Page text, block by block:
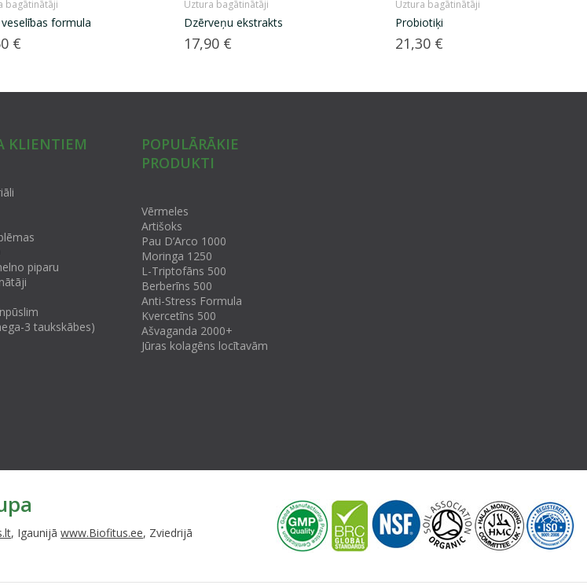
bagātinātāji
formula
€
Uztura bagātinātāji
Dzērveņu ekstrakts
Cena
17,90 €
Uztura bagātinātāji
Probiotiķi
Cena
21,30 €
KLIENTIEM
piparu
3 taukskābes)
POPULĀRĀKIE
PRODUKTI
Vērmeles
Artišoks
Pau D’Arco 1000
Moringa 1250
L-Triptofāns 500
Berberīns 500
Anti-Stress Formula
Kvercetīns 500
Ašvaganda 2000+
Jūras kolagēns locītavām
, Igaunijā www.Biofitus.ee, Zviedrijā